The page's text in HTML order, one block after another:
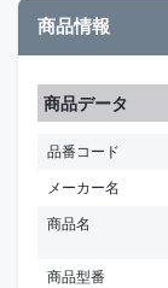
商品情報
商品データ
品番コード
メーカー名
商品名
商品型番